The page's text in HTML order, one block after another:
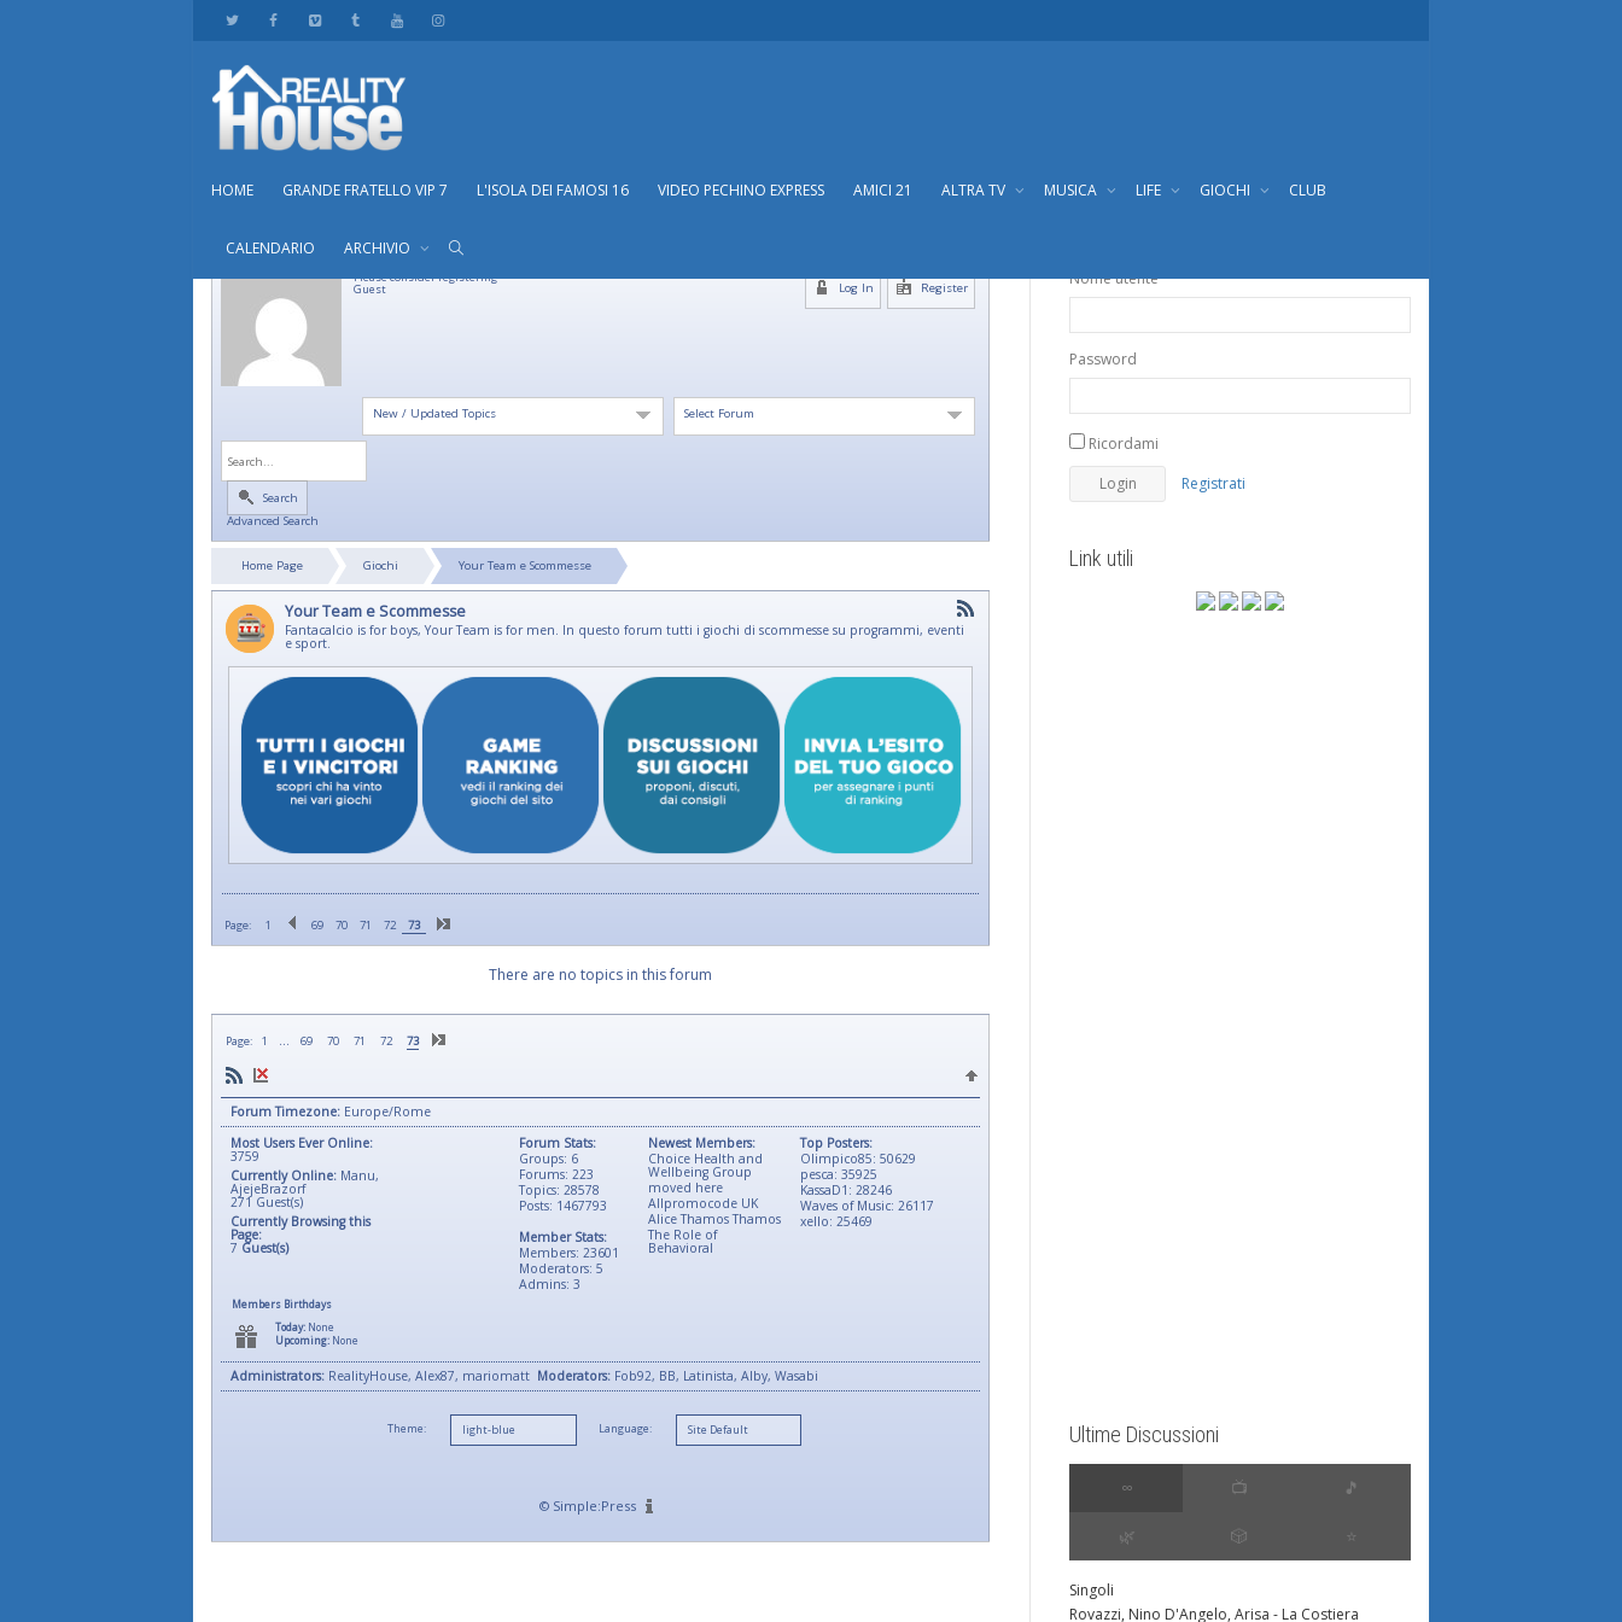
HOME GRANDE FRATELLO VIP 7 L'ISOLA DEI FAMOSI 16 VIDEO PECHINO EXPRESS AMICI 21 ALTRA TV MUSICA LIFE GIOCHI CLUB
CALENDARIO ARCHIVIO
Please consider registering
Guest Register
Log In
Select Forum
New / Updated Topics
Search
Advanced Search
Home Page Giochi Your Team e Scommesse
Your Team e Scommesse
Fantacalcio is for boys, Your Team is for men. In questo forum tutti i giochi di scommesse su programmi, eventi
e sport.
Page: 1 69 70 71 72 73
There are no topics in this forum
Page: 1 ... 69 70 71 72 73
Forum Timezone: Europe/Rome
Most Users Ever Online:
3759
Currently Online: Manu,
AjejeBrazorf
271 Guest(s)
Currently Browsing this
Page:
7 Guest(s)
Members Birthdays
Today: None
Upcoming: None
Top Posters:
Olimpico85: 50629
pesca: 35925
KassaD1: 28246
Waves of Music: 26117
xello: 25469
Newest Members:
Choice Health and
Wellbeing Group
moved here
Allpromocode UK
Alice Thamos Thamos
The Role of
Behavioral
Forum Stats:
Groups: 6
Forums: 223
Topics: 28578
Posts: 1467793
Member Stats:
Members: 23601
Moderators: 5
Admins: 3
Administrators: RealityHouse, Alex87, mariomatt Moderators: Fob92, BB, Latinista, Alby, Wasabi
Theme: Language:
© Simple:Press
Nome utente
Password
Ricordami
Registrati
Link utili
Ultime Discussioni
∞ 📺 🎵
🌿 🎲 ⭐️
Singoli
Rovazzi, Nino D'Angelo, Arisa - La Costiera